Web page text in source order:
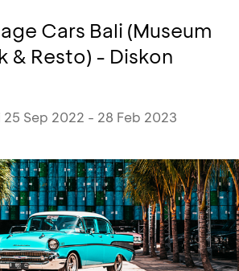
Cars Bali (Museum
& Resto) - Diskon
25 Sep 2022 - 28 Feb 2023